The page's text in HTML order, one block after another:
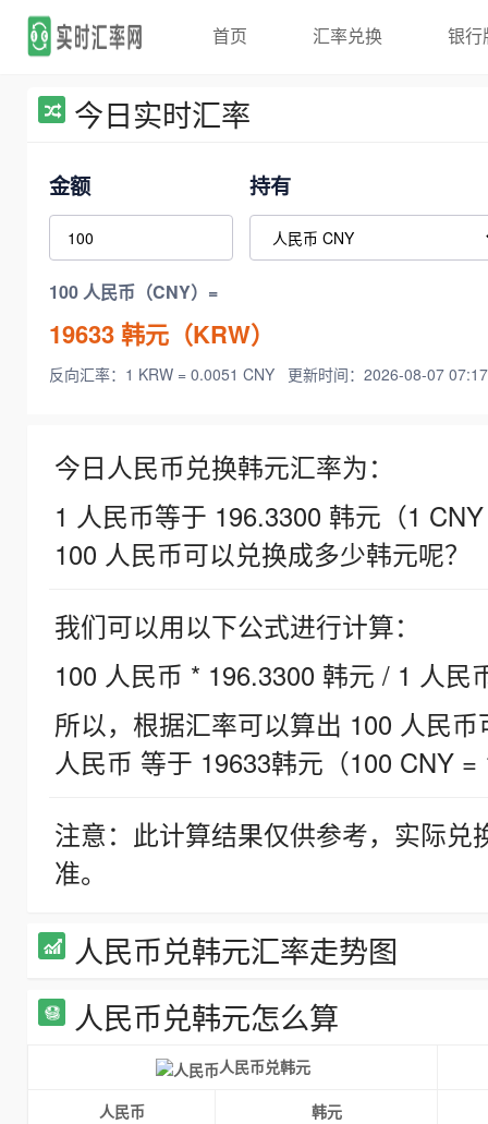
首页 汇率兑换 银行
今日实时汇率
金额 持有
100 人民币（CNY）=
19633韩元（KRW）
反向汇率：1 KRW = 0.0051 CNY 更新时间：2026-08-07
今日人民币兑换韩元汇率为：
1 人民币等于 196.3300 韩元（1
100 人民币可以兑换成多少韩元呢？
我们可以用以下公式进行计算：
100 人民币 * 196.3300 韩元 / 1 人民
所以，根据汇率可以算出 100 人民
人民币 等于 19633韩元（100 CNY =
注意：此计算结果仅供参考，实际
准。
人民币兑韩元汇率走势图
人民币兑韩元怎么算
人民币兑韩元
人民币
韩元